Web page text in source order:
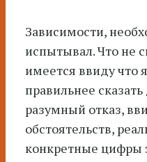
Зависимости,
испытывал. Что не
имеется ввиду что
правильнее
разумный отказ,
обстоятельств,
конкретные цифры